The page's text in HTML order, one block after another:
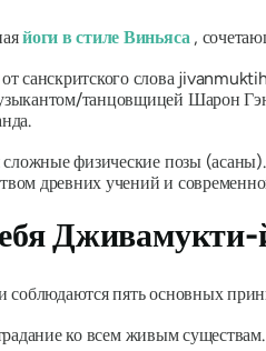
йоги в стиле Виньяса,
санскритского слова
танцовщицей Шарон
физические позы
древних учений и
Дживамукти-
пять основных
ко всем живым существам.